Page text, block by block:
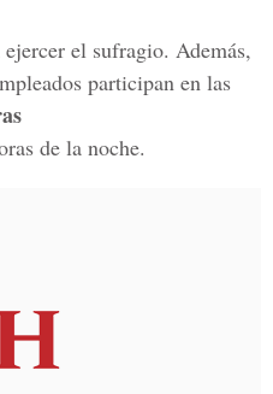
el sufragio. Además,
participan en las
de la noche.